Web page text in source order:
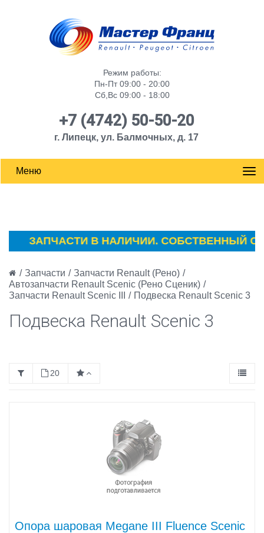
Режим работы:
Пн-Пт 09:00 - 20:00
Сб,Вс 09:00 - 18:00
+7 (4742) 50-50-20
г. Липецк, ул. Балмочных, д. 17
Меню
ЗАПЧАСТИ В НАЛИЧИИ. СОБСТВЕННЫЙ
/ Запчасти / Запчасти Renault (Рено) /
Автозапчасти Renault Scenic (Рено Сценик) /
Запчасти Renault Scenic III
/ Подвеска Renault Scenic 3
Подвеска Renault Scenic 3
20
Опора шаровая Megane III Fluence Scenic